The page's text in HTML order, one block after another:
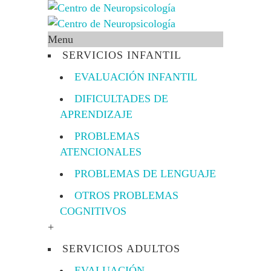
Menu
SERVICIOS INFANTIL
EVALUACIÓN INFANTIL
DIFICULTADES DE
APRENDIZAJE
PROBLEMAS
ATENCIONALES
PROBLEMAS DE LENGUAJE
OTROS PROBLEMAS
COGNITIVOS
+
SERVICIOS ADULTOS